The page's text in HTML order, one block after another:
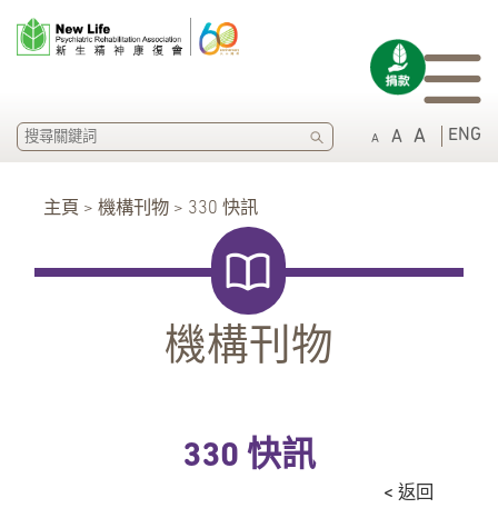
A A A ENG
SEARCH
主頁 > 機構刊物 > 330 快訊
機構刊物
330 快訊
< 返回